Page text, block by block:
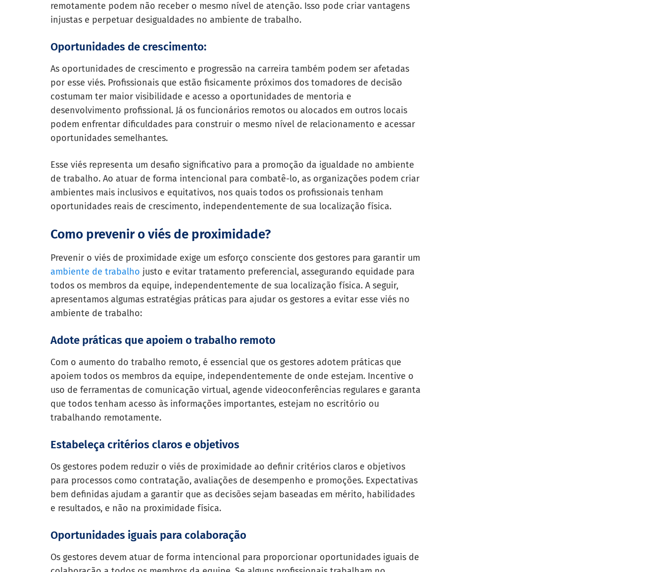
remotamente podem não receber o mesmo nível de atenção. Isso pode criar vantagens
injustas e perpetuar desigualdades no ambiente de trabalho.
Oportunidades de crescimento:
As oportunidades de crescimento e progressão na carreira também podem ser afetadas
por esse viés. Profissionais que estão fisicamente próximos dos tomadores de decisão
costumam ter maior visibilidade e acesso a oportunidades de mentoria e
desenvolvimento profissional. Já os funcionários remotos ou alocados em outros locais
podem enfrentar dificuldades para construir o mesmo nível de relacionamento e acessar
oportunidades semelhantes.
Esse viés representa um desafio significativo para a promoção da igualdade no ambiente
de trabalho. Ao atuar de forma intencional para combatê-lo, as organizações podem criar
ambientes mais inclusivos e equitativos, nos quais todos os profissionais tenham
oportunidades reais de crescimento, independentemente de sua localização física.
Como prevenir o viés de proximidade?
Prevenir o viés de proximidade exige um esforço consciente dos gestores para garantir um
ambiente de trabalho justo e evitar tratamento preferencial, assegurando equidade para
todos os membros da equipe, independentemente de sua localização física. A seguir,
apresentamos algumas estratégias práticas para ajudar os gestores a evitar esse viés no
ambiente de trabalho:
Adote práticas que apoiem o trabalho remoto
Com o aumento do trabalho remoto, é essencial que os gestores adotem práticas que
apoiem todos os membros da equipe, independentemente de onde estejam. Incentive o
uso de ferramentas de comunicação virtual, agende videoconferências regulares e garanta
que todos tenham acesso às informações importantes, estejam no escritório ou
trabalhando remotamente.
Estabeleça critérios claros e objetivos
Os gestores podem reduzir o viés de proximidade ao definir critérios claros e objetivos
para processos como contratação, avaliações de desempenho e promoções. Expectativas
bem definidas ajudam a garantir que as decisões sejam baseadas em mérito, habilidades
e resultados, e não na proximidade física.
Oportunidades iguais para colaboração
Os gestores devem atuar de forma intencional para proporcionar oportunidades iguais de